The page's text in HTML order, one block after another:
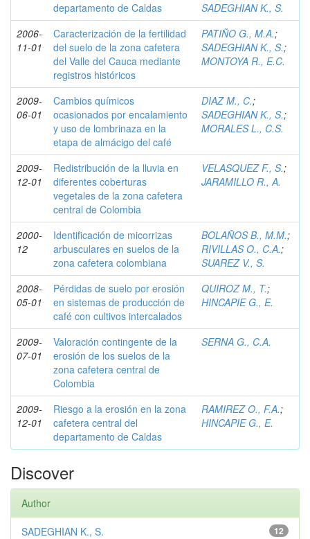
departamento de Caldas
SADEGHIAN K., S.
2006-
11-01
Caracterización de la fertilidad
del suelo de la zona cafetera
del Valle del Cauca mediante
registros históricos
PATIÑO G., M.A.;
SADEGHIAN K., S.;
MONTOYA R., E.C.
2009-
06-01
Cambios químicos
ocasionados por encalamiento
y uso de lombrinaza en la
etapa de almácigo del café
DIAZ M., C.;
SADEGHIAN K., S.;
MORALES L., C.S.
2009-
12-01
Redistribución de la lluvia en
diferentes coberturas
vegetales de la zona cafetera
central de Colombia
VELASQUEZ F., S.;
JARAMILLO R., A.
2000-
12
Identificación de micorrizas
arbusculares en suelos de la
zona cafetera colombiana
BOLAÑOS B., M.M.;
RIVILLAS O., C.A.;
SUAREZ V., S.
2008-
05-01
Pérdidas de suelo por erosión
en sistemas de producción de
café con cultivos intercalados
QUIROZ M., T.;
HINCAPIE G., E.
2009-
07-01
Valoración contingente de la
erosión de los suelos de la
zona cafetera central de
Colombia
SERNA G., C.A.
2009-
12-01
Riesgo a la erosión en la zona
cafetera central del
departamento de Caldas
RAMIREZ O., F.A.;
HINCAPIE G., E.
Discover
Author
12
SADEGHIAN K., S.